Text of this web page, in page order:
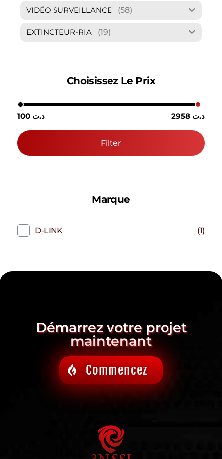
VIDÉO SURVEILLANCE (58)
EXTINCTEUR-RIA (19)
Choisissez Le Prix
100 د.ت 2958 د.ت
Filter
Marque
D-LINK (1)
Démarrez votre projet
maintenant
Commencez